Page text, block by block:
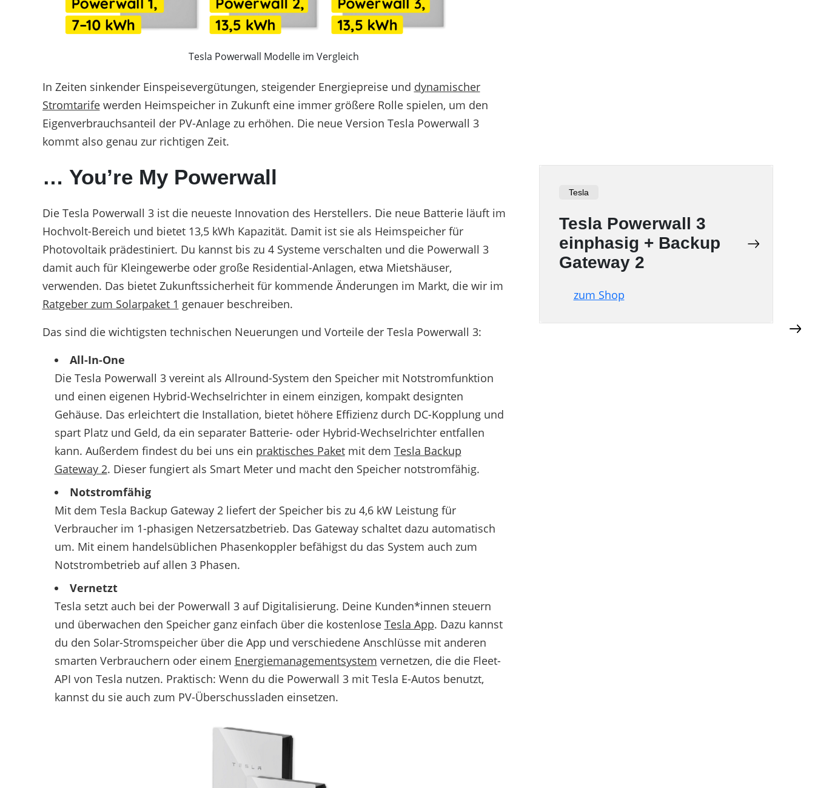
Tesla Powerwall Modelle im Vergleich
In Zeiten sinkender Einspeisevergütungen, steigender Energiepreise und dynamischer
Stromtarifewerden Heimspeicher in Zukunft eine immer größere Rolle spielen, um den
Eigenverbrauchsanteil der PV-Anlage zu erhöhen. Die neue Version Tesla Powerwall 3
kommt also genau zur richtigen Zeit.
… You’re My Powerwall
Die Tesla Powerwall 3 ist die neueste Innovation des Herstellers. Die neue Batterie läuft im
Hochvolt-Bereich und bietet 13,5 kWh Kapazität. Damit ist sie als Heimspeicher für
Photovoltaik prädestiniert. Du kannst bis zu 4 Systeme verschalten und die Powerwall 3
damit auch für Kleingewerbe oder große Residential-Anlagen, etwa Mietshäuser,
verwenden. Das bietet Zukunftssicherheit für kommende Änderungen im Markt, die wir im
Ratgeber zum Solarpaket 1 genauer beschreiben.
Das sind die wichtigsten technischen Neuerungen und Vorteile der Tesla Powerwall 3:
All-In-One
Die Tesla Powerwall 3 vereint als Allround-System den Speicher mit Notstromfunktion
und einen eigenen Hybrid-Wechselrichter in einem einzigen, kompakt designten
Gehäuse. Das erleichtert die Installation, bietet höhere Effizienz durch DC-Kopplung und
spart Platz und Geld, da ein separater Batterie- oder Hybrid-Wechselrichter entfallen
kann. Außerdem findest du bei uns ein praktisches Paketmit dem Tesla Backup
Gateway 2. Dieser fungiert als Smart Meter und macht den Speicher notstromfähig.
Notstromfähig
Mit dem Tesla Backup Gateway 2 liefert der Speicher bis zu 4,6 kW Leistung für
Verbraucher im 1-phasigen Netzersatzbetrieb. Das Gateway schaltet dazu automatisch
um. Mit einem handelsüblichen Phasenkoppler befähigst du das System auch zum
Notstrombetrieb auf allen 3 Phasen.
Vernetzt
Tesla setzt auch bei der Powerwall 3 auf Digitalisierung. Deine Kunden*innen steuern
und überwachen den Speicher ganz einfach über die kostenlose Tesla App. Dazu kannst
du den Solar-Stromspeicher über die App und verschiedene Anschlüsse mit anderen
smarten Verbrauchern oder einem Energiemanagementsystem vernetzen, die die Fleet-
API von Tesla nutzen. Praktisch: Wenn du die Powerwall 3 mit Tesla E-Autos benutzt,
kannst du sie auch zum PV-Überschussladen einsetzen.
Tesla
Tesla Powerwall 3
einphasig + Backup
Gateway 2
zum Shop